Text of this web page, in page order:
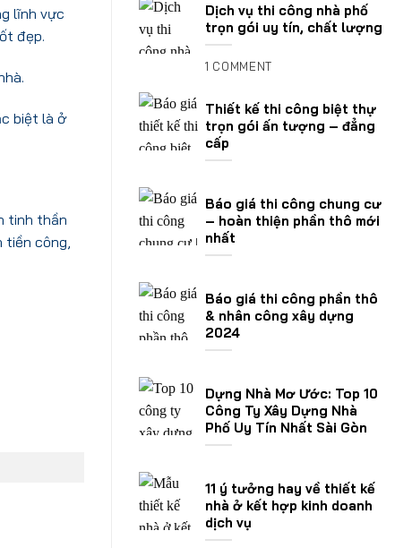
lĩnh vực
đẹp.
biệt là ở
tinh thần
công,
Dịch vụ thi công nhà phố
trọn gói uy tín, chất lượng
1 COMMENT
Thiết kế thi công biệt thự
trọn gói ấn tượng – đẳng
cấp
Báo giá thi công chung cư
– hoàn thiện phần thô mới
nhất
Báo giá thi công phần thô
& nhân công xây dựng
2024
Dựng Nhà Mơ Ước: Top 10
Công Ty Xây Dựng Nhà
Phố Uy Tín Nhất Sài Gòn
11 ý tưởng hay về thiết kế
nhà ở kết hợp kinh doanh
dịch vụ